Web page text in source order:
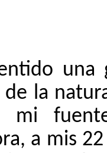
una
la
mi
a mis